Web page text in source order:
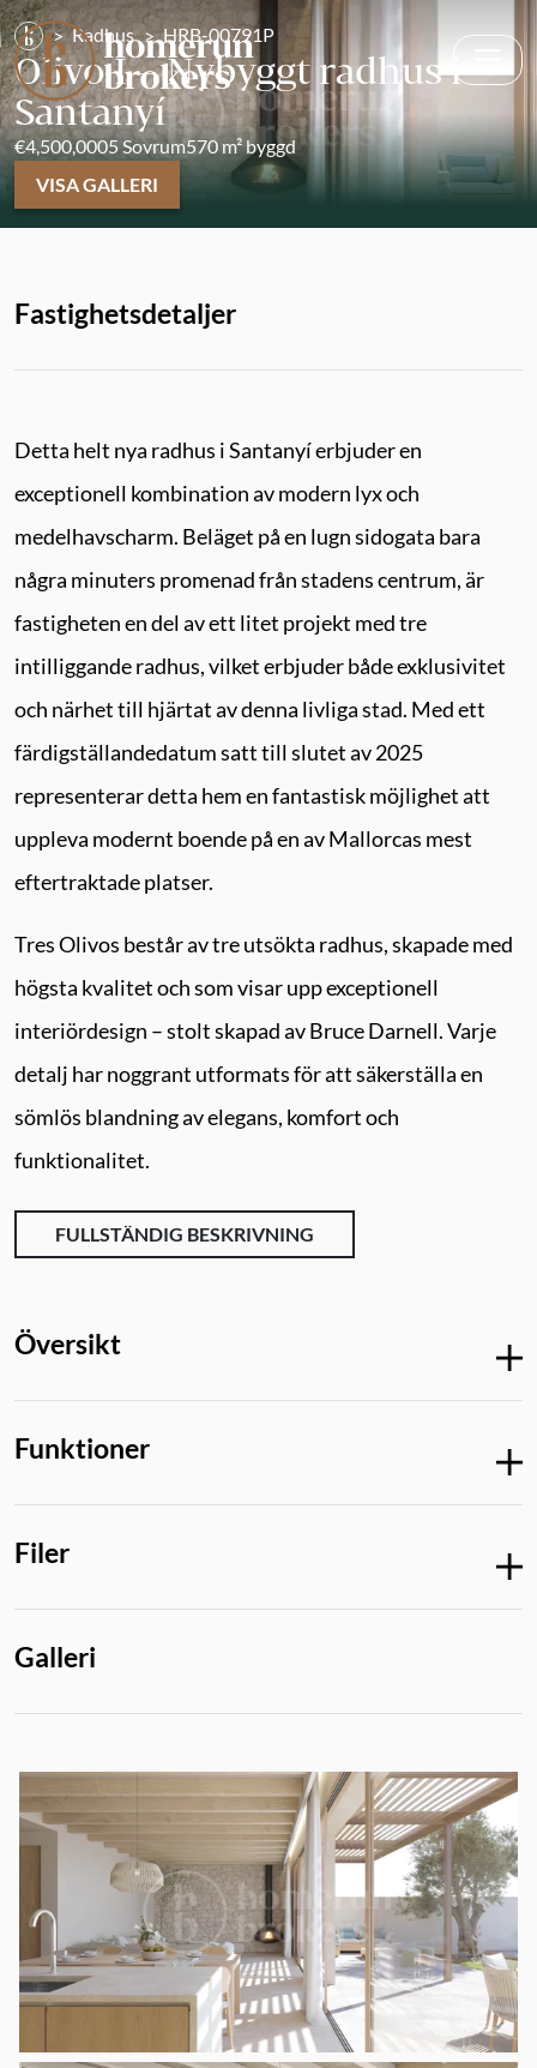
Radhus HRB-00791P
Olivo I – Nybyggt radhus i
Santanyí
€4,500,0005 Sovrum570 m² byggd
VISA GALLERI
Fastighetsdetaljer
Detta helt nya radhus i Santanyí erbjuder en
exceptionell kombination av modern lyx och
medelhavscharm. Beläget på en lugn sidogata bara
några minuters promenad från stadens centrum, är
fastigheten en del av ett litet projekt med tre
intilliggande radhus, vilket erbjuder både exklusivitet
och närhet till hjärtat av denna livliga stad. Med ett
färdigställandedatum satt till slutet av 2025
representerar detta hem en fantastisk möjlighet att
uppleva modernt boende på en av Mallorcas mest
eftertraktade platser.
Tres Olivos består av tre utsökta radhus, skapade med
högsta kvalitet och som visar upp exceptionell
interiördesign – stolt skapad av Bruce Darnell. Varje
detalj har noggrant utformats för att säkerställa en
sömlös blandning av elegans, komfort och
funktionalitet.
FULLSTÄNDIG BESKRIVNING
Översikt
Funktioner
Filer
Galleri